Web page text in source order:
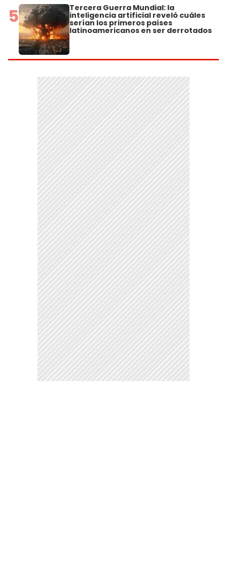
5 Tercera Guerra Mundial: la
inteligencia artificial reveló cuáles
serían los primeros países
latinoamericanos en ser derrotados